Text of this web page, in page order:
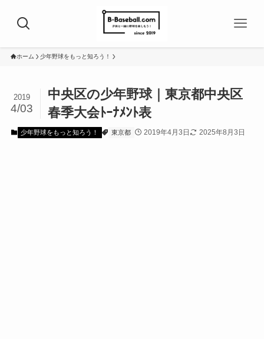
ホーム 少年野球をもっと知ろう！
中央区の少年野球｜東京都中央区
春季大会ﾄｰﾅﾒﾝﾄ表
2019
4/03
少年野球をもっと知ろう！ 東京都 2019年4月3日 2025年8月3日